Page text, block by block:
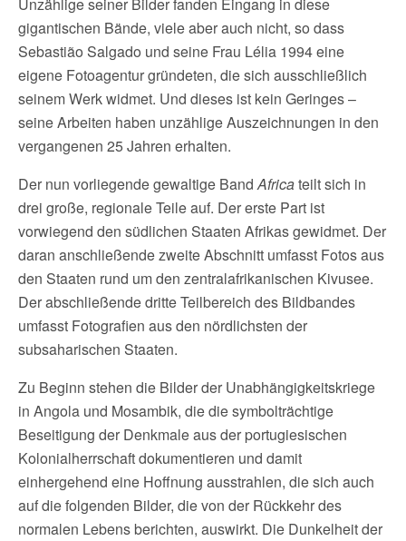
gigantischen Bände, viele aber auch nicht, so dass
Sebastião Salgado und seine Frau Lélia 1994 eine
eigene Fotoagentur gründeten, die sich ausschließlich
seinem Werk widmet. Und dieses ist kein Geringes –
seine Arbeiten haben unzählige Auszeichnungen in den
vergangenen 25 Jahren erhalten.
Der nun vorliegende gewaltige BandAfricateilt sich in
drei große, regionale Teile auf. Der erste Part ist
vorwiegend den südlichen Staaten Afrikas gewidmet. Der
daran anschließende zweite Abschnitt umfasst Fotos aus
den Staaten rund um den zentralafrikanischen Kivusee.
Der abschließende dritte Teilbereich des Bildbandes
umfasst Fotografien aus den nördlichsten der
subsaharischen Staaten.
Zu Beginn stehen die Bilder der Unabhängigkeitskriege
in Angola und Mosambik, die die symbolträchtige
Beseitigung der Denkmale aus der portugiesischen
Kolonialherrschaft dokumentieren und damit
einhergehend eine Hoffnung ausstrahlen, die sich auch
auf die folgenden Bilder, die von der Rückkehr des
normalen Lebens berichten, auswirkt. Die Dunkelheit der